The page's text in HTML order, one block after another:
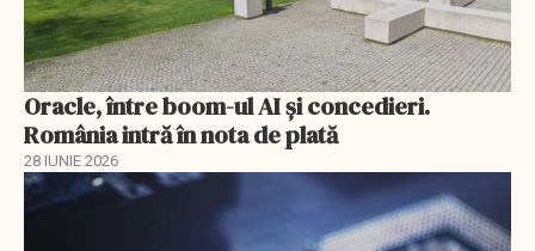
Oracle, între boom-ul AI și concedieri.
România intră în nota de plată
28 IUNIE 2026